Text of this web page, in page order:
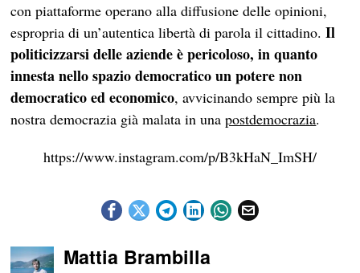
con piattaforme operano alla diffusione delle opinioni,
espropria di un’autentica libertà di parola il cittadino.Il
politicizzarsi delle aziende è pericoloso, in quanto
innesta nello spazio democratico un potere non
democratico ed economico, avvicinando sempre più la
nostra democrazia già malata in unapostdemocrazia.
https://www.instagram.com/p/B3kHaN_ImSH/
Mattia Brambilla